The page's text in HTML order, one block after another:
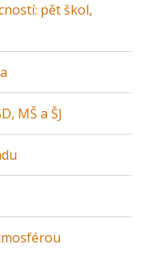
pět škol,
MŠ a ŠJ